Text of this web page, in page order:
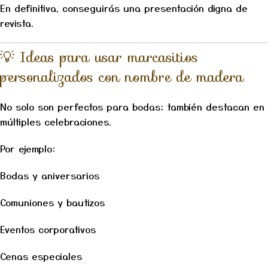
En definitiva, conseguirás una presentación digna de
revista.
💡 Ideas para usar marcasitios
personalizados con nombre de madera
No solo son perfectos para bodas; también destacan en
múltiples celebraciones.
Por ejemplo:
Bodas y aniversarios
Comuniones y bautizos
Eventos corporativos
Cenas especiales